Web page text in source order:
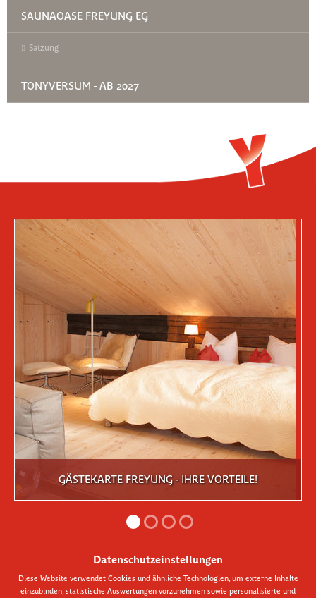
Datenschutzeinstellungen
Diese Website verwendet Cookies und ähnliche Technologien, um externe Inhalte
einzubinden, statistische Auswertungen vorzunehmen sowie personalisierte und
SAUNAOASE FREYUNG EG
Satzung
TONYVERSUM - AB 2027
GÄSTEKARTE FREYUNG - IHRE VORTEILE!